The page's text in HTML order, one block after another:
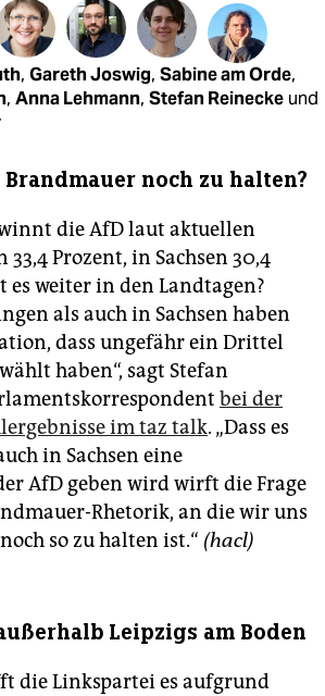
, Gareth Joswig, Sabine am Orde,
, Anna Lehmann, Stefan Reinecke und
Brandmauer noch zu halten?
die AfD laut aktuellen
Prozent, in Sachsen 30,4
es weiter in den Landtagen?
als auch in Sachsen haben
dass ungefähr ein Drittel
haben“, sagt Stefan
bei der
im taz talk. „Dass es
in Sachsen eine
AfD geben wird wirft die Frage
Rhetorik, an die wir uns
so zu halten ist.“ (hacl)
Leipzigs am Boden
die Linkspartei es aufgrund